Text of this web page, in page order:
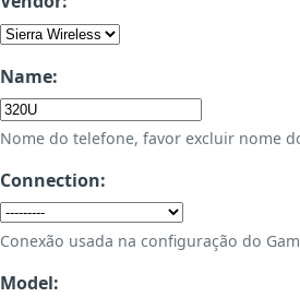
Name:
Nome do telefone, favor excluir nome
Connection:
Conexão usada na configuração do
Model: